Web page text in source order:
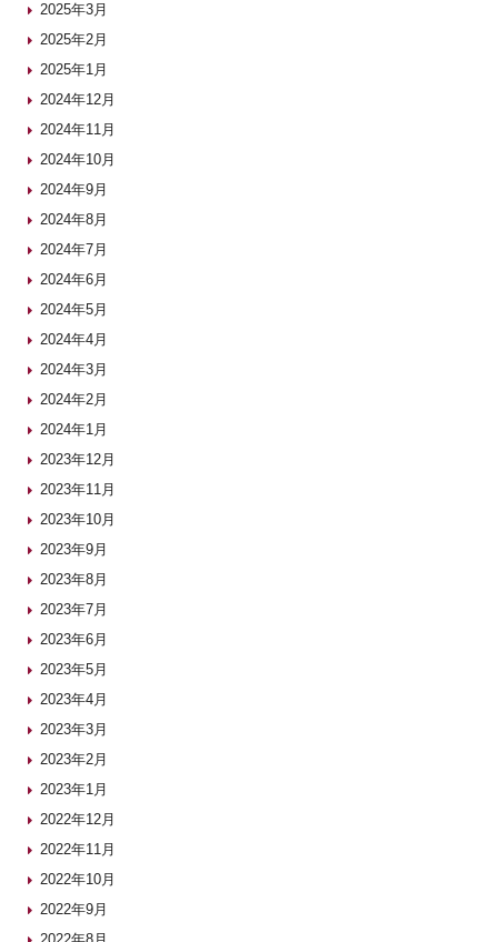
2025年3月
2025年2月
2025年1月
2024年12月
2024年11月
2024年10月
2024年9月
2024年8月
2024年7月
2024年6月
2024年5月
2024年4月
2024年3月
2024年2月
2024年1月
2023年12月
2023年11月
2023年10月
2023年9月
2023年8月
2023年7月
2023年6月
2023年5月
2023年4月
2023年3月
2023年2月
2023年1月
2022年12月
2022年11月
2022年10月
2022年9月